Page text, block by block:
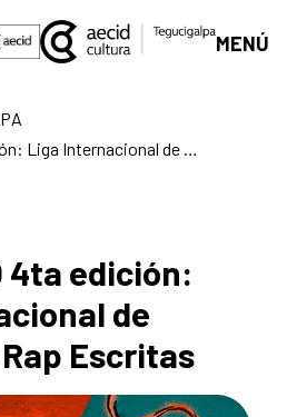
MENÚ
ARAMACAO 4ta edición: Liga Internacional de Batallas de Rap Escritas
4ta edición:
de
Escritas